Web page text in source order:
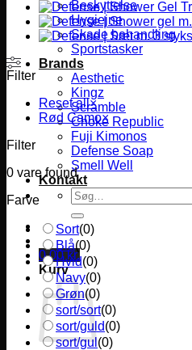
Beskyttelse
Hygiejne
Skade behandling
Sportstasker
Brands
Aesthetic
Kingz
Scramble
Choke Republic
Fuji Kimonos
Defense Soap
Smell Well
Kontakt
Søg
efter:
0,00kr.
Kurv
Filter
Reset all×
Rød Camo×
Filter
0 vare found
Farve
Sort(0)
Blå(0)
Hvid(0)
Navy(0)
Grøn(0)
sort/sort(0)
sort/guld(0)
sort/gul(0)